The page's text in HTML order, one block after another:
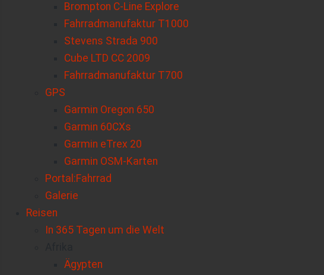
Brompton C-Line Explore
Fahrradmanufaktur T1000
Stevens Strada 900
Cube LTD CC 2009
Fahrradmanufaktur T700
GPS
Garmin Oregon 650
Garmin 60CXs
Garmin eTrex 20
Garmin OSM-Karten
Portal:Fahrrad
Galerie
Reisen
In 365 Tagen um die Welt
Ägypten